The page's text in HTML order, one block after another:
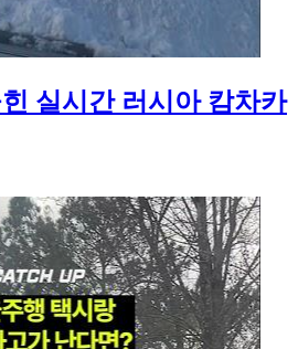
실시간 러시아 캄차카